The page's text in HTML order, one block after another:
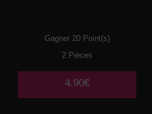
Gagner 20 Point(s)
2 Pièces
4.90€